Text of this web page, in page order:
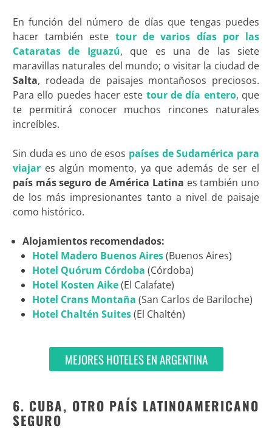
En función del número de días que tengas puedes
hacer también este tour de varios días por las
Cataratas de Iguazú, que es una de las siete
maravillas naturales del mundo; o visitar la ciudad de
Salta, rodeada de paisajes montañosos preciosos.
Para ello puedes hacer este tour de día entero, que
te permitirá conocer muchos rincones naturales
increíbles.
Sin duda es uno de esos países de Sudamérica para
viajares algún momento, ya que además de ser el
país más seguro de América Latina es también uno
de los más impresionantes tanto a nivel de paisaje
como histórico.
Alojamientos recomendados:
Hotel Madero Buenos Aires(Buenos Aires)
Hotel Quórum Córdoba (Córdoba)
Hotel Kosten Aike(El Calafate)
Hotel Crans Montaña (San Carlos de Bariloche)
Hotel Chaltén Suites(El Chaltén)
MEJORES HOTELES EN ARGENTINA
6. CUBA, OTRO PAÍS LATINOAMERICANO
SEGURO